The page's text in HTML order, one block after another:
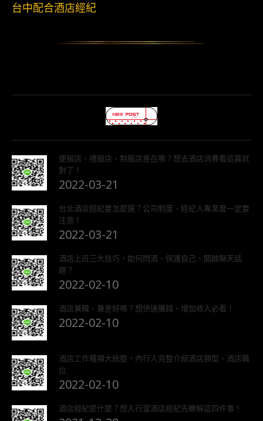
台中配合酒店經紀
便服店、禮服店、制服店差在哪？想去酒店消費看這篇就
對了！
2022-03-21
台北酒店經紀要怎麼選？公司制度、經紀人專業度一定要
注意！
2022-03-21
酒店上班三大技巧，如何閃酒、保護自己、開啟聊天話
題？
2022-02-10
酒店兼職、兼差好嗎？想快速賺錢、增加收入必看！
2022-02-10
酒店工作種類大統整，內行人完整介紹酒店類型、酒店職
位
2022-02-10
酒店經紀是什麼？想入行當酒店經紀先瞭解這四件事！